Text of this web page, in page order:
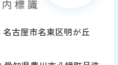
古屋市名東区明が丘